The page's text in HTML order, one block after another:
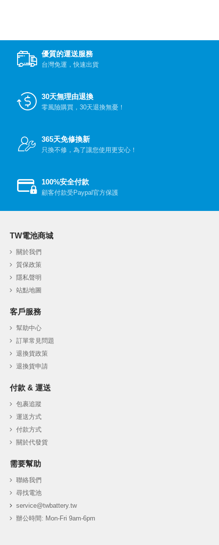
優質的運送服務
台灣免運，快速出貨
30天無理由退換
零風險購買，30天退換無憂！
365天免修換新
只換不修，為了讓您使用更安心！
100%安全付款
顧客付款受Paypal官方保護
TW電池商城
關於我們
質保政策
隱私聲明
站點地圖
客戶服務
幫助中心
訂單常見問題
退換貨政策
退換貨申請
付款 & 運送
包裹追蹤
運送方式
付款方式
關於代發貨
需要幫助
聯絡我們
尋找電池
service@twbattery.tw
辦公時間: Mon-Fri 9am-6pm